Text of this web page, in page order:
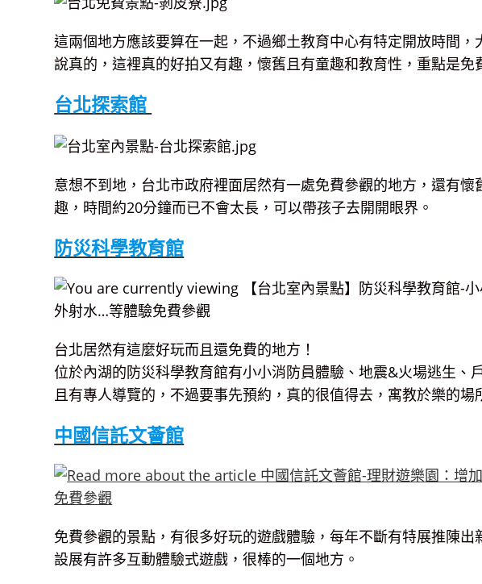
這兩個地方應該要算在一起，不過鄉土教育中心有特定開放時間，
說真的，這裡真的好拍又有趣，懷舊且有童趣和教育性，重點是免
台北探索館
意想不到地，台北市政府裡面居然有一處免費參觀的地方，還有
趣，時間約20分鐘而已不會太長，可以帶孩子去開開眼界。
防災科學教育館
台北居然有這麼好玩而且還免費的地方！
位於內湖的防災科學教育館有小小消防員體驗、地震&火場逃生、
且有專人導覽的，不過要事先預約，真的很值得去，寓教於樂的場
中國信託文薈館
免費參觀的景點，有很多好玩的遊戲體驗，每年不斷有特展推陳
設展有許多互動體驗式遊戲，很棒的一個地方。